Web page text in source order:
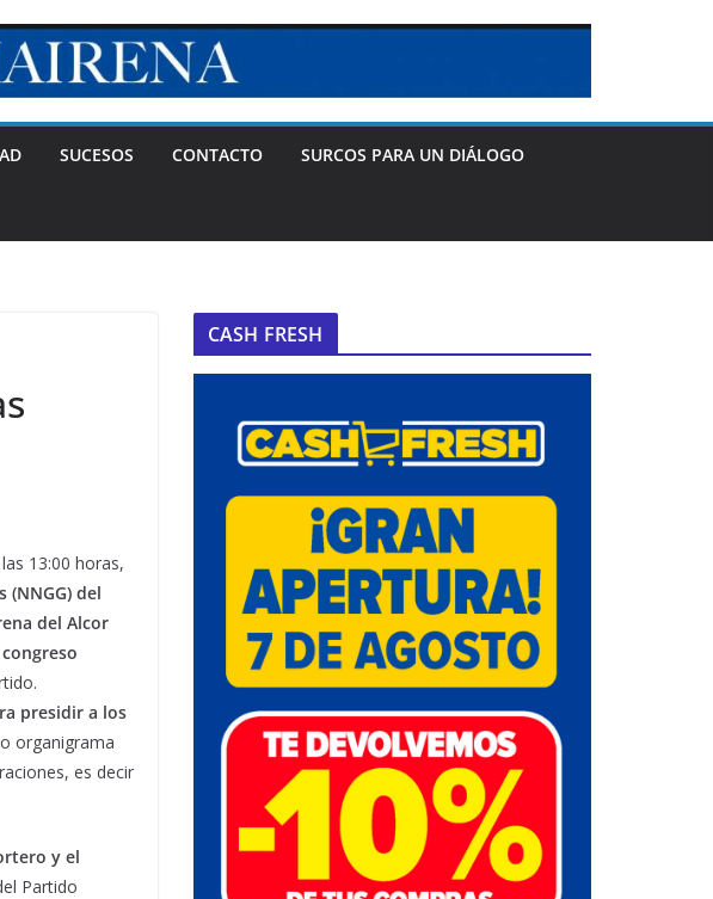
SUCESOS CONTACTO SURCOS PARA UN DIÁLOGO
13:00 horas,
(NNGG) del
del Alcor
presidir a los
organigrama
es decir
y el
Partido
CASH FRESH